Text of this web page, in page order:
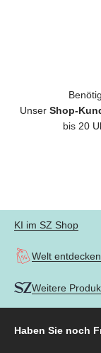
Unser Shop-
bis 20
KI im SZ Shop
Welt entdecken
Weitere
Haben Sie noch